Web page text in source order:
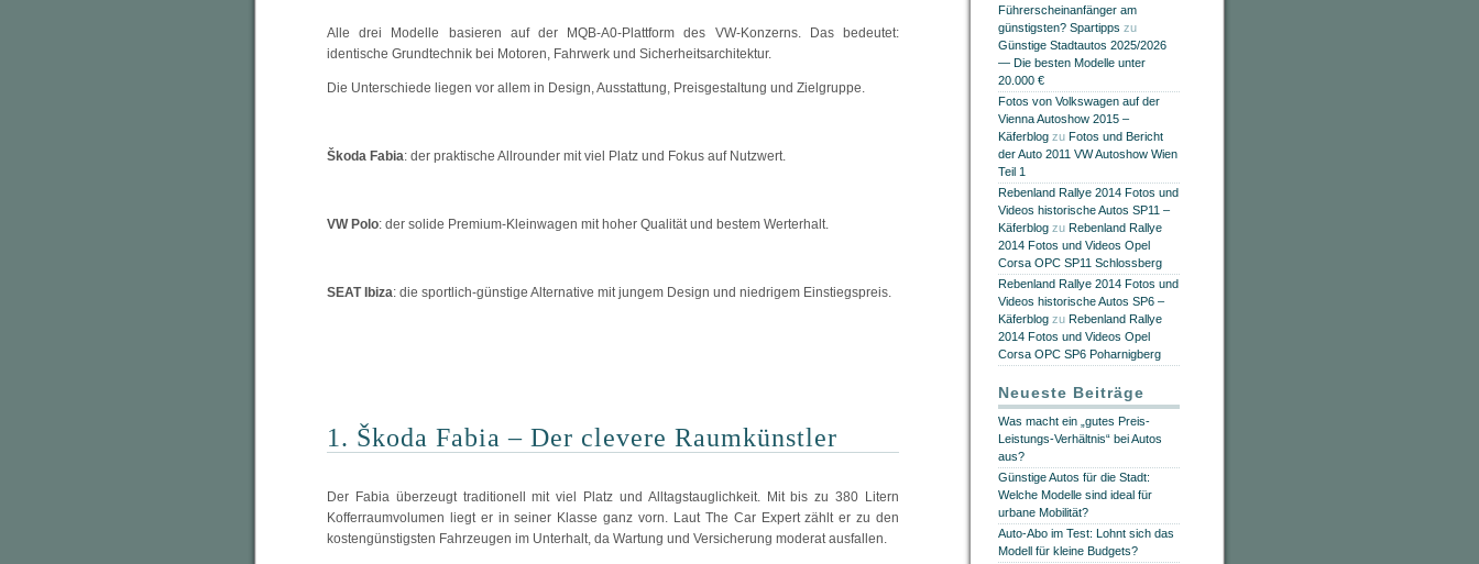
Alle drei Modelle basieren auf der MQB-A0-Plattform des VW-Konzerns. Das bedeutet:
identische Grundtechnik bei Motoren, Fahrwerk und Sicherheitsarchitektur.
Die Unterschiede liegen vor allem in Design, Ausstattung, Preisgestaltung und Zielgruppe.
Škoda Fabia: der praktische Allrounder mit viel Platz und Fokus auf Nutzwert.
VW Polo: der solide Premium-Kleinwagen mit hoher Qualität und bestem Werterhalt.
SEAT Ibiza: die sportlich-günstige Alternative mit jungem Design und niedrigem Einstiegspreis.
1. Škoda Fabia – Der clevere Raumkünstler
Der Fabia überzeugt traditionell mit viel Platz und Alltagstauglichkeit. Mit bis zu 380 Litern
Kofferraumvolumen liegt er in seiner Klasse ganz vorn. Laut The Car Expert zählt er zu den
kostengünstigsten Fahrzeugen im Unterhalt, da Wartung und Versicherung moderat ausfallen.
Führerscheinanfänger am
günstigsten? Spartipps zu
Günstige Stadtautos 2025/2026
— Die besten Modelle unter
20.000 €
Fotos von Volkswagen auf der
Vienna Autoshow 2015 –
Käferblog zu Fotos und Bericht
der Auto 2011 VW Autoshow Wien
Teil 1
Rebenland Rallye 2014 Fotos und
Videos historische Autos SP11 –
Käferblog zu Rebenland Rallye
2014 Fotos und Videos Opel
Corsa OPC SP11 Schlossberg
Rebenland Rallye 2014 Fotos und
Videos historische Autos SP6 –
Käferblog zu Rebenland Rallye
2014 Fotos und Videos Opel
Corsa OPC SP6 Poharnigberg
Neueste Beiträge
Was macht ein „gutes Preis-
Leistungs-Verhältnis“ bei Autos
aus?
Günstige Autos für die Stadt:
Welche Modelle sind ideal für
urbane Mobilität?
Auto-Abo im Test: Lohnt sich das
Modell für kleine Budgets?